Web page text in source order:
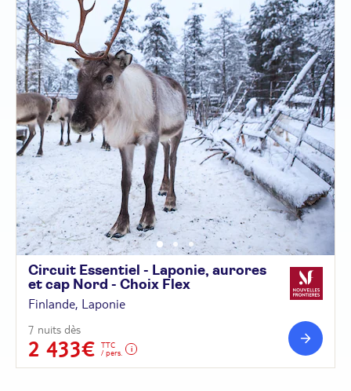
Circuit Essentiel - Laponie, aurores
et cap Nord - Choix Flex
Finlande, Laponie
7 nuits dès
2 433€
TTC
/ pers.